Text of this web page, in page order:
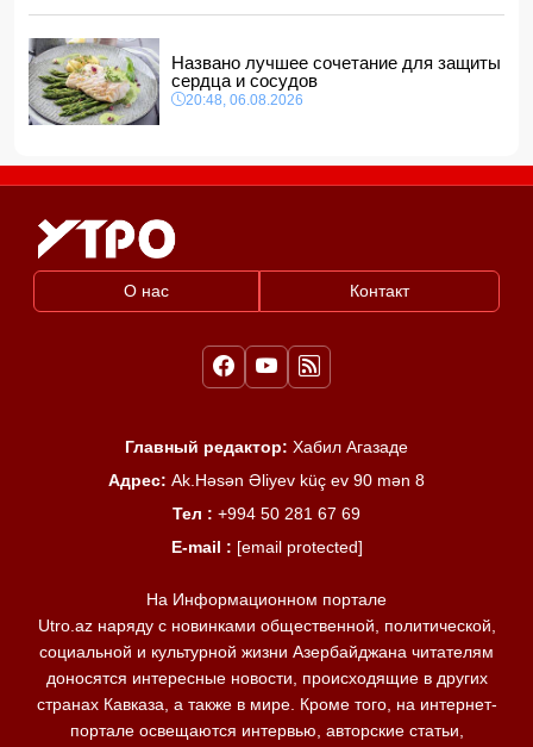
Названо лучшее сочетание для защиты
сердца и сосудов
20:48, 06.08.2026
О нас Контакт
Главный редактор: Хабил Агазаде
Адрес: Ak.Həsən Əliyev küç ev 90 mən 8
Тел : +994 50 281 67 69
E-mail : [email protected]
На Информационном портале
Utro.az наряду с новинками общественной, политической,
социальной и культурной жизни Азербайджана читателям
доносятся интересные новости, происходящие в других
странах Кавказа, а также в мире. Кроме того, на интернет-
портале освещаются интервью, авторские статьи,